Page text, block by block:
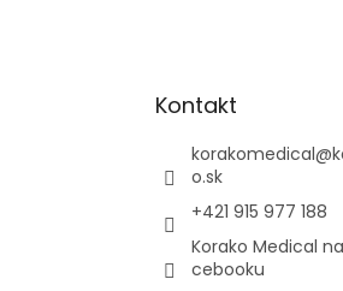
Kontakt
korakomedical@
o.sk
+421 915 977 188
Korako Medical
cebooku